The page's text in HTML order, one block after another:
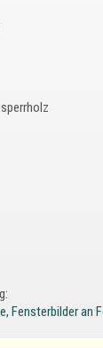
Fensterbilder an